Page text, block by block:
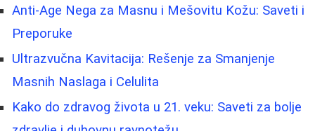
Anti-Age Nega za Masnu i Mešovitu Kožu: Saveti i
Preporuke
Ultrazvučna Kavitacija: Rešenje za Smanjenje
Masnih Naslaga i Celulita
Kako do zdravog života u 21. veku: Saveti za bolje